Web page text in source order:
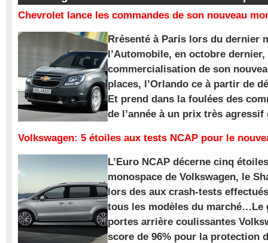
Chevrolet lance les commandes de son nouveau
Rrésenté à Paris lors du dernier
l’Automobile, en octobre
commercialisation de son
places, l’Orlando ce à partir de
Et prend dans la foulées des
de l’année à un prix très agressif
Volkswagen: 5 étoiles aux tests NCAP pour le
L’Euro NCAP décerne cinq
monospace de Volkswagen, le
lors des aux crash-tests
tous les modèles du marché…Le
portes arrière coulissantes
score de 96% pour la protection